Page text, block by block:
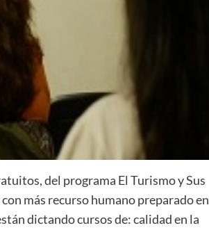
del programa El Turismo y Sus
más recurso humano preparado en
dictando cursos de: calidad en la